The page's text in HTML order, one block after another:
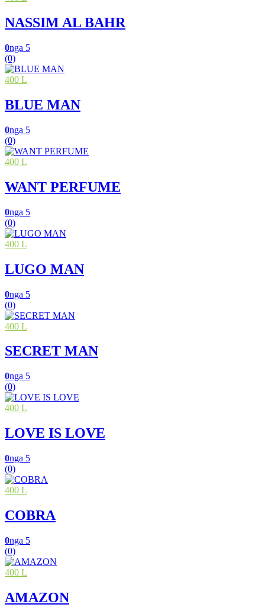
NASSIM AL BAHR
0nga 5
(0)
400 L
BLUE MAN
0nga 5
(0)
400 L
WANT PERFUME
0nga 5
(0)
400 L
LUGO MAN
0nga 5
(0)
400 L
SECRET MAN
0nga 5
(0)
400 L
LOVE IS LOVE
0nga 5
(0)
400 L
COBRA
0nga 5
(0)
400 L
AMAZON